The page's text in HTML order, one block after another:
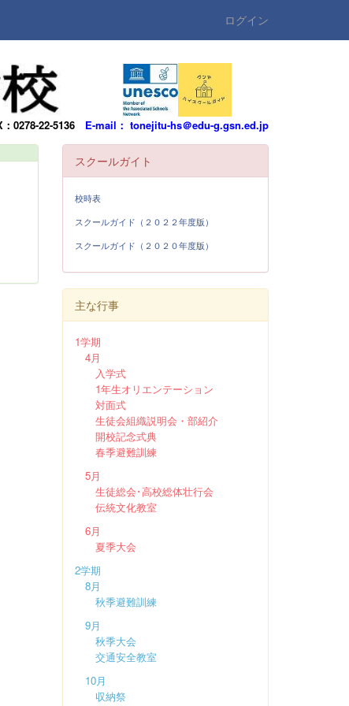
ログイン
0278-22-5136 E-mail： tonejitu-hs＠edu-g.gsn.ed.jp
スクールガイト
校時表
スクールガイド（２０２２年度版）
スクールガイド（２０２０年度版）
主な行事
1学期
4月
入学式
1年生オリエンテーション
対面式
生徒会組織説明会・部紹介
開校記念式典
春季避難訓練
5月
生徒総会･高校総体壮行会
伝統文化教室
6月
夏季大会
2学期
8月
秋季避難訓練
9月
秋季大会
交通安全教室
10月
収納祭